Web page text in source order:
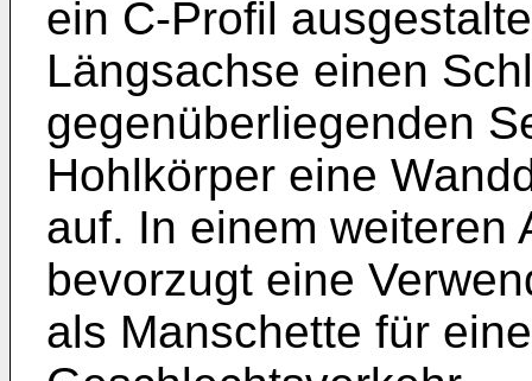
ein C-Profil
Längsachse einen
gegenüberliegenden
Hohlkörper eine
auf. In einem weiteren
bevorzugt eine
als Manschette für